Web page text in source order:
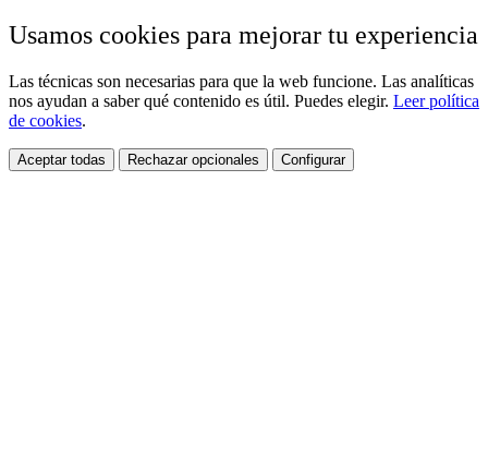
Usamos cookies para mejorar tu experiencia
Las técnicas son necesarias para que la web funcione. Las analíticas
nos ayudan a saber qué contenido es útil. Puedes elegir. Leer política
de cookies.
Aceptar todas Rechazar opcionales Configurar